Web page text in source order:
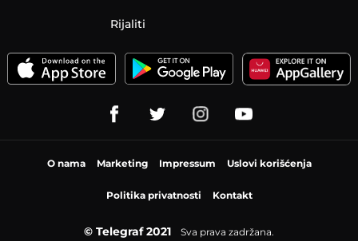
Rijaliti
O nama Marketing Impressum Uslovi korišćenja
Politika privatnosti Kontakt
© Telegraf 2021 Sva prava zadržana.